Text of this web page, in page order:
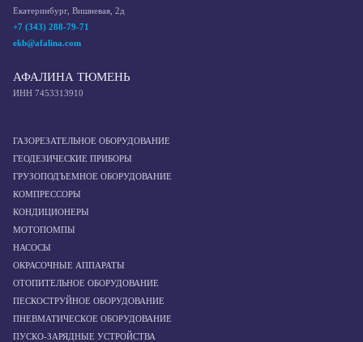
Екатеринбург, Вишневая, 2д
+7 (343) 288-79-71
ekb@afalina.com
АФАЛИНА ТЮМЕНЬ
ИНН 7453313910
ГАЗОРЕЗАТЕЛЬНОЕ ОБОРУДОВАНИЕ
ГЕОДЕЗИЧЕСКИЕ ПРИБОРЫ
ГРУЗОПОДЪЕМНОЕ ОБОРУДОВАНИЕ
КОМПРЕССОРЫ
КОНДИЦИОНЕРЫ
МОТОПОМПЫ
НАСОСЫ
ОКРАСОЧНЫЕ АППАРАТЫ
ОТОПИТЕЛЬНОЕ ОБОРУДОВАНИЕ
ПЕСКОСТРУЙНОЕ ОБОРУДОВАНИЕ
ПНЕВМАТИЧЕСКОЕ ОБОРУДОВАНИЕ
ПУСКО-ЗАРЯДНЫЕ УСТРОЙСТВА